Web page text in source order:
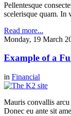
Pellentesque
scelerisque quam. In
Read more...
Monday, 19 March
Example of a
in Financial
Mauris convallis arcu
Donec eu ante sit